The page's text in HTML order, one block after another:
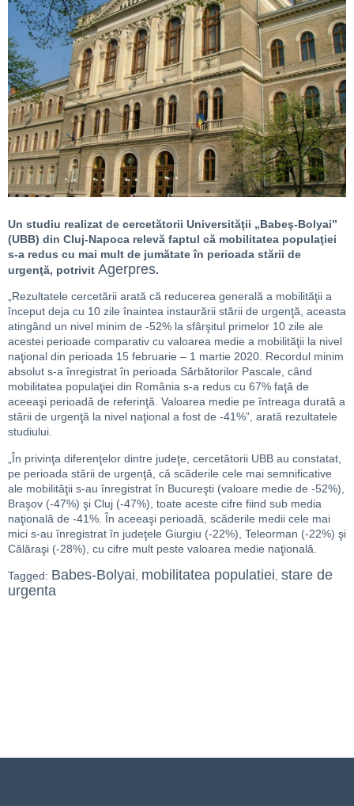
Un studiu realizat de cercetătorii Universităţii „Babeş-Bolyai”
(UBB) din Cluj-Napoca relevă faptul că mobilitatea populaţiei
s-a redus cu mai mult de jumătate în perioada stării de
urgenţă, potrivit Agerpres.
„Rezultatele cercetării arată că reducerea generală a mobilităţii a
început deja cu 10 zile înaintea instaurării stării de urgenţă, aceasta
atingând un nivel minim de -52% la sfârşitul primelor 10 zile ale
acestei perioade comparativ cu valoarea medie a mobilităţii la nivel
naţional din perioada 15 februarie – 1 martie 2020. Recordul minim
absolut s-a înregistrat în perioada Sărbătorilor Pascale, când
mobilitatea populaţiei din România s-a redus cu 67% faţă de
aceeaşi perioadă de referinţă. Valoarea medie pe întreaga durată a
stării de urgenţă la nivel naţional a fost de -41%”, arată rezultatele
studiului.
„În privinţa diferenţelor dintre judeţe, cercetătorii UBB au constatat,
pe perioada stării de urgenţă, că scăderile cele mai semnificative
ale mobilităţii s-au înregistrat în Bucureşti (valoare medie de -52%),
Braşov (-47%) şi Cluj (-47%), toate aceste cifre fiind sub media
naţională de -41%. În aceeaşi perioadă, scăderile medii cele mai
mici s-au înregistrat în judeţele Giurgiu (-22%), Teleorman (-22%) şi
Călăraşi (-28%), cu cifre mult peste valoarea medie naţională.
Tagged: Babes-Bolyai mobilitatea populatiei stare de
urgenta